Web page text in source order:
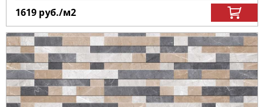
1619 руб./м2